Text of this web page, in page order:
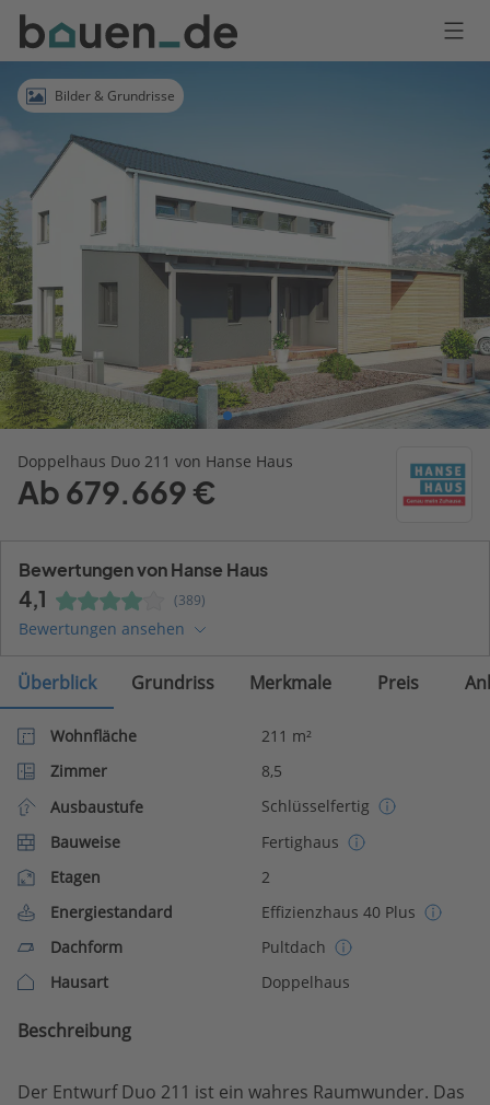
Bauen
Logo
AnmeldenBilder & Grundrisse
Doppelhaus Duo 211 von Hanse Haus
Ab 679.669 €
Bewertungen von Hanse Haus
4,1 (389)
Bewertungen ansehen
Überblick Grundriss Merkmale Preis
Wohnfläche
211 m²
Zimmer
8,5
Ausbaustufe
Schlüsselfertig
Bauweise
Fertighaus
Etagen
2
Energiestandard
Effizienzhaus 40 Plus
Dachform
Pultdach
Hausart
Doppelhaus
Beschreibung
Der Entwurf Duo 211 ist ein wahres Raumwunder. Das